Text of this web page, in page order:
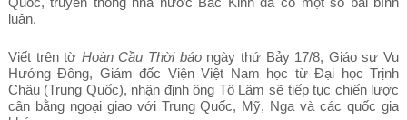
luận.
Viết trên tờ Hoàn Cầu Thời báo ngày thứ Bảy 17/8, Giáo sư Vu
Hướng Đông, Giám đốc Viện Việt Nam học từ Đại học Trịnh
Châu (Trung Quốc), nhận định ông Tô Lâm sẽ tiếp tục chiến lược
cân bằng ngoại giao với Trung Quốc, Mỹ, Nga và các quốc gia